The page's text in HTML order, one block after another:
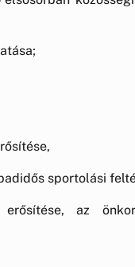
sportolási
az